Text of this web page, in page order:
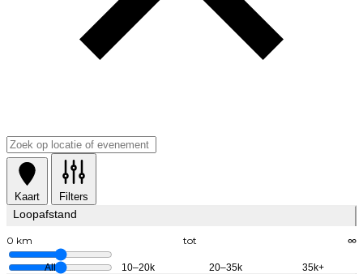
Kaart Filters
Loopafstand
0 km tot ∞
All 10–20k 20–35k 35k+